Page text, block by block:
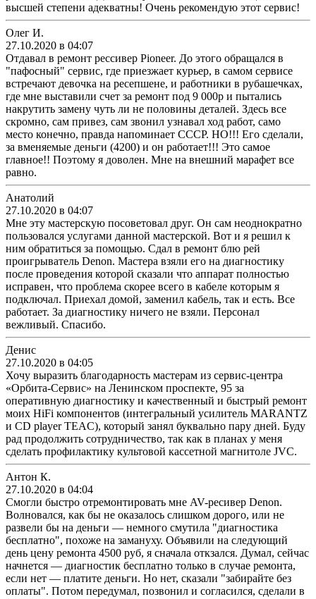
высшей степени адекватны! Очень рекомендую этот сервис!
Олег И.
27.10.2020 в 04:07
Отдавал в ремонт рессивер Pioneer. До этого обращался в
"пафосный" сервис, где приезжает курьер, в самом сервисе
встречают девочка на ресепшене, и работники в рубашечках,
где мне выставили счет за ремонт под 9 000р и пытались
накрутить замену чуть ли не половины деталей. Здесь все
скромно, сам привез, сам звонил узнавал ход работ, само
место конечно, правда напоминает СССР. НО!!! Его сделали,
за вменяемые деньги (4200) и он работает!!! Это самое
главное!! Поэтому я доволен. Мне на внешний марафет все
равно.
Анатолий
27.10.2020 в 04:07
Мне эту мастерскую посоветовал друг. Он сам неоднократно
пользовался услугами данной мастерской. Вот и я решил к
ним обратиться за помощью. Сдал в ремонт блю рей
проигрыватель Denon. Мастера взяли его на диагностику
после проведения которой сказали что аппарат полностью
исправен, что проблема скорее всего в кабеле которым я
подключал. Приехал домой, заменил кабель, так и есть. Все
работает. За диагностику ничего не взяли. Персонал
вежливый. Спасибо.
Денис
27.10.2020 в 04:05
Хочу выразить благодарность мастерам из сервис-центра
«Орбита-Сервис» на Ленинском проспекте, 95 за
оперативную диагностику и качественный и быстрый ремонт
моих HiFi компонентов (интегральный усилитель MARANTZ
и CD player TEAC), который занял буквально пару дней. Буду
рад продолжить сотрудничество, так как в планах у меня
сделать профилактику культовой кассетной магнитоле JVC.
Антон К.
27.10.2020 в 04:04
Смогли быстро отремонтировать мне AV-ресивер Denon.
Волновался, как бы не оказалось слишком дорого, или не
развели бы на деньги — немного смутила "диагностика
бесплатно", похоже на замануху. Объявили на следующий
день цену ремонта 4500 руб, я сначала откзался. Думал, сейчас
начнется — диагностик бесплатно только в случае ремонта,
если нет — платите деньги. Но нет, сказали "забирайте без
оплаты". Потом передумал, позвонил и согласился, сделали в